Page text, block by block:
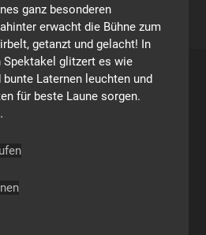
ganz besonderen
erwacht die Bühne zum
getanzt und gelacht! In
glitzert es wie
bunte Laternen leuchten und
für beste Laune sorgen.